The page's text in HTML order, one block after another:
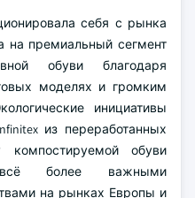
себя с рынка
на премиальный сегмент
обуви благодаря
моделях и громким
инициативы
из переработанных
обуви
всё более важными
на рынках Европы и